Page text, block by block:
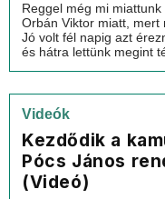
Reggel még mi
Orbán Viktor miatt, mert
Jó volt fél napig azt
és hátra lettünk megint
Videók
Kezdődik a
Pócs János
(Videó)